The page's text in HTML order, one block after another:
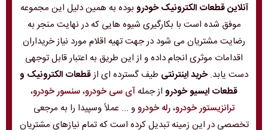
آنلاین قطعات الکترونیک خودرو بوده به همین دلیل این مجموعه
موفق شده است با بکارگیری شیوه هایی که در نهایت منجر به
رضایت مشتریان می شود در جهت تهیه اقلام مورد نیاز خریداران
اقدامات موثری انجام داده و از این طریق به اعتبار قابل توجهی
دست یابد.خرید اینترنتی طیف گسترده ای ازقطعات الکترونیک و
قطعات ایسیو خودرو از جملهآی سی خودرو،سنسور خودرو،
ترانزیستور خودرو،رله خودروو ... عملاً وسپیدا را به مرجعی
تخصصی در این زمینه تبدیل کرده است که تمام نیازهای مشتریان